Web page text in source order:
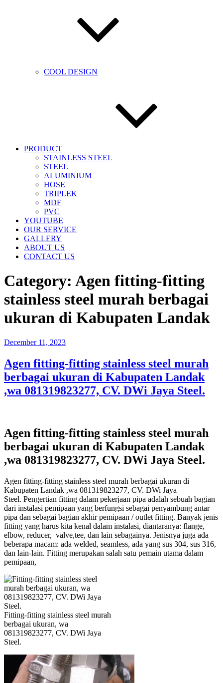
COOL DESIGN
PRODUCT
STAINLESS STEEL
STEEL
ALUMINIUM
HOSE
TRIPLEK
MDF
PVC
YOUTUBE
OUR SERVICE
GALLERY
ABOUT US
CONTACT US
Category: Agen fitting-fitting
stainless steel murah berbagai
ukuran di Kabupaten Landak
Posted
December 11, 2023
Agen fitting-fitting stainless steel murah
berbagai ukuran di Kabupaten Landak
,wa 081319823277, CV. DWi Jaya Steel.
Agen fitting-fitting stainless steel murah
berbagai ukuran di Kabupaten Landak
,wa 081319823277, CV. DWi Jaya Steel.
Agen fitting-fitting stainless steel murah berbagai ukuran di
Kabupaten Landak ,wa 081319823277, CV. DWi Jaya
Steel. Pengertian fitting dalam pekerjaan pipa adalah sebuah bagian
dari instalasi pemipaan yang berfungsi sebagai penyambung antar
pipa dan sebagai bagian akhir pemipaan / outlet fitting. Banyak jenis
fitting yang harus kita kenal dalam instalasi, diantaranya: flange,
elbow, reducer, valve,tee, dan lain sebagainya. Jenisnya juga ada
beberapa macam: ada welded, seamless, ada yang sus 304, sus 316,
dan lain-lain. Fitting merupakan salah satu pemain utama dalam
pemipaan,
Fitting-fitting stainless steel murah
berbagai ukuran, wa
081319823277, CV. DWi Jaya
Steel.